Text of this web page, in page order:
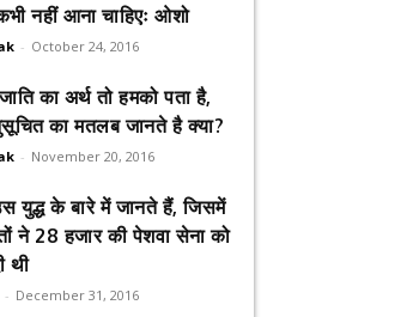
नहीं आना चाहिएः ओशो
- October 24, 2016
का अर्थ तो हमको पता है,
का मतलब जानते है क्या?
- November 20, 2016
युद्ध के बारे में जानते हैं, जिसमें
ने 28 हजार की पेशवा सेना को
थी
- December 31, 2016